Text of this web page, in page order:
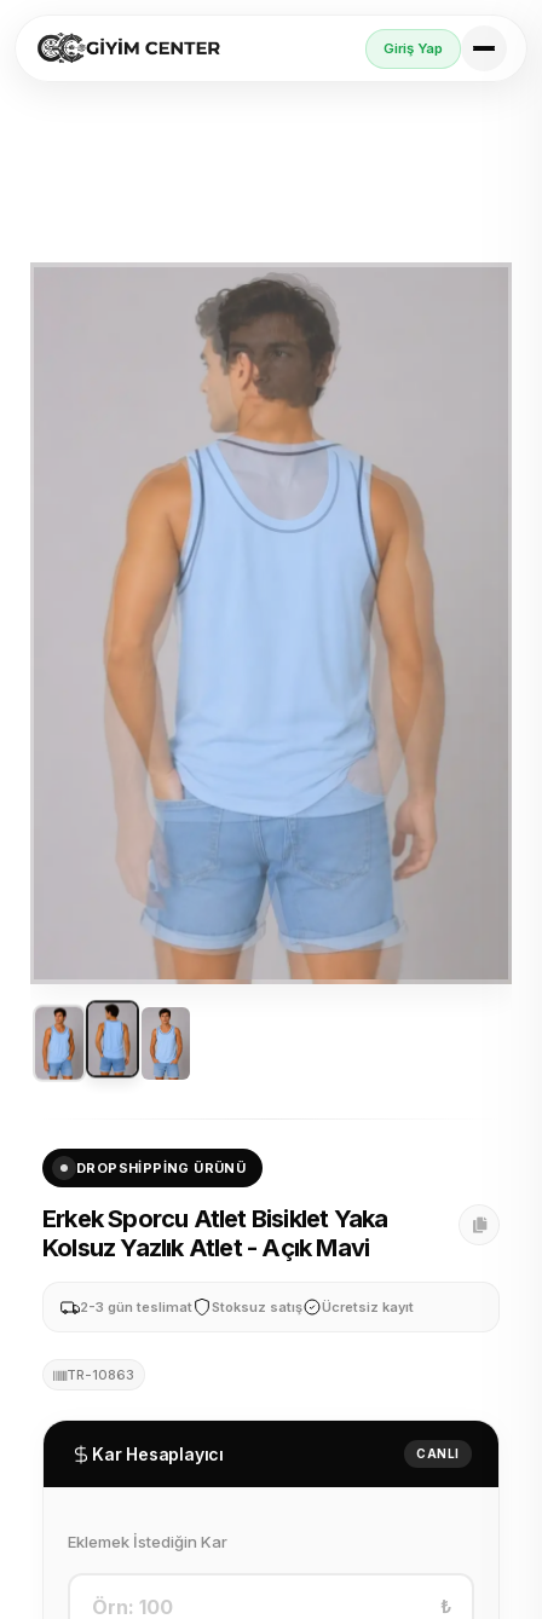
Giriş Yap
DROPSHIPPING ÜRÜNÜ
Erkek Sporcu Atlet Bisiklet Yaka
Kolsuz Yazlık Atlet - Açık Mavi
2-3 gün teslimat Stoksuz satış Ücretsiz kayıt
TR-10863
Kar Hesaplayıcı CANLI
Eklemek İstediğin Kar
₺